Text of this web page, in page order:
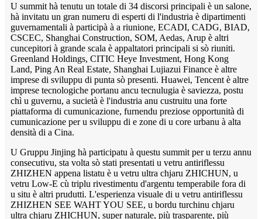
U summit hà tenutu un totale di 34 discorsi principali è un salone,
hà invitatu un gran numeru di esperti di l'industria è dipartimenti
guvernamentali à participà à a riunione, ECADI, CADG, BIAD,
CSCEC, Shanghai Construction, SOM, Aedas, Arup è altri
cuncepitori à grande scala è appaltatori principali si sò riuniti.
Greenland Holdings, CITIC Heye Investment, Hong Kong
Land, Ping An Real Estate, Shanghai Lujiazui Finance è altre
imprese di sviluppu di punta sò presenti. Huawei, Tencent è altre
imprese tecnologiche portanu ancu tecnulugia è saviezza, postu
chì u guvernu, a sucietà è l'industria anu custruitu una forte
piattaforma di cumunicazione, furnendu preziose opportunità di
cumunicazione per u sviluppu di e zone di u core urbanu à alta
densità di a Cina.
U Gruppu Jinjing hà participatu à questu summit per u terzu annu
consecutivu, sta volta sò stati presentati u vetru antiriflessu
ZHIZHEN appena listatu è u vetru ultra chjaru ZHICHUN, u
vetru Low-E cù triplu rivestimentu d'argentu temperabile fora di
u situ è ​​altri prudutti. L'esperienza visuale di u vetru antiriflessu
ZHIZHEN SEE WAHT YOU SEE, u bordu turchinu chjaru
ultra chjaru ZHICHUN, super naturale, più trasparente, più